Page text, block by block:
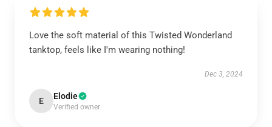
Love the soft material of this Twisted Wonderland
tanktop, feels like I'm wearing nothing!
Dec 3, 2024
E Elodie
Verified owner